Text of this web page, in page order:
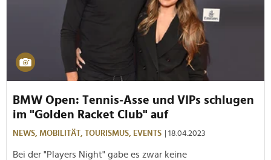
BMW Open: Tennis-Asse und VIPs schlugen
im "Golden Racket Club" auf
NEWS, MOBILITÄT, TOURISMUS, EVENTS | 18.04.2023
Bei der "Players Night" gabe es zwar keine